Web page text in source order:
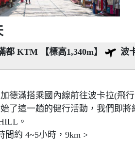
都 KTM 【標高1,340m】 波
德滿搭乘國內線前往波卡拉(飛
了這一趟的健行活動，我們即將
。
間約 4~5小時，9km >